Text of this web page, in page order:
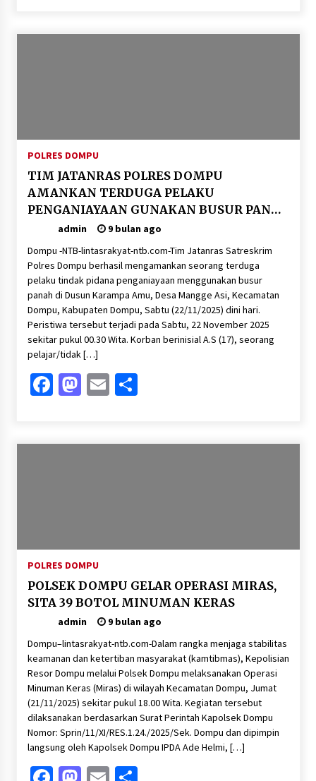
POLRES DOMPU
TIM JATANRAS POLRES DOMPU
AMANKAN TERDUGA PELAKU
PENGANIAYAAN GUNAKAN BUSUR PANAH
DI MANGGE ASI
admin
9 bulan ago
Dompu -NTB-lintasrakyat-ntb.com-Tim Jatanras Satreskrim
Polres Dompu berhasil mengamankan seorang terduga
pelaku tindak pidana penganiayaan menggunakan busur
panah di Dusun Karampa Amu, Desa Mangge Asi, Kecamatan
Dompu, Kabupaten Dompu, Sabtu (22/11/2025) dini hari.
Peristiwa tersebut terjadi pada Sabtu, 22 November 2025
sekitar pukul 00.30 Wita. Korban berinisial A.S (17), seorang
pelajar/tidak […]
Facebook
Mastodon
EmailShare
POLRES DOMPU
POLSEK DOMPU GELAR OPERASI MIRAS,
SITA 39 BOTOL MINUMAN KERAS
admin
9 bulan ago
Dompu–lintasrakyat-ntb.com-Dalam rangka menjaga stabilitas
keamanan dan ketertiban masyarakat (kamtibmas), Kepolisian
Resor Dompu melalui Polsek Dompu melaksanakan Operasi
Minuman Keras (Miras) di wilayah Kecamatan Dompu, Jumat
(21/11/2025) sekitar pukul 18.00 Wita. Kegiatan tersebut
dilaksanakan berdasarkan Surat Perintah Kapolsek Dompu
Nomor: Sprin/11/XI/RES.1.24./2025/Sek. Dompu dan dipimpin
langsung oleh Kapolsek Dompu IPDA Ade Helmi, […]